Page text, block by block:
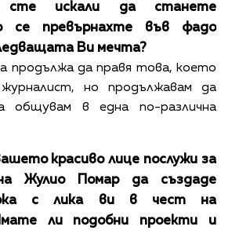
сте искали да станете
се превърнахте във фадо
Ви мечта?
продължа да правя това, което
но продължавам да
общувам в една по-различна
красиво лице послужи за
Жулио Помар да създаде
с лика ви в чест на
ли подобни проекти и